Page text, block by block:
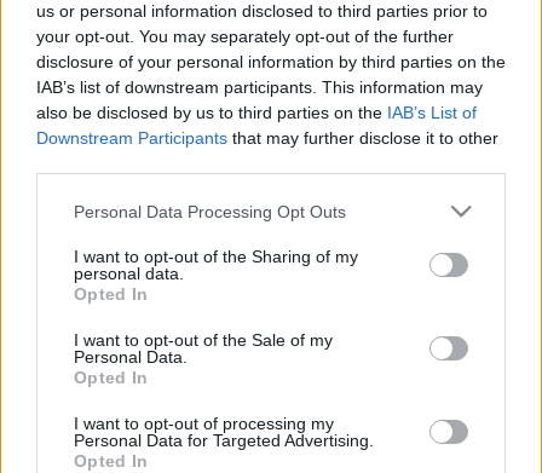
us or personal information disclosed to third parties prior to
your opt-out. You may separately opt-out of the further
disclosure of your personal information by third parties on the
IAB’s list of downstream participants. This information may
also be disclosed by us to third parties on the IAB’s List of
Downstream Participants that may further disclose it to other
Please note that this website/app uses one or more Google
not limited to your visit or usage behaviour. You may click to
grant or deny consent to Google and its third-party tags to
use your data for below specified purposes in below Google
consent section.
Personal Data Processing Opt Outs
I want to opt-out of the Sharing of my
personal data.
Opted In
I want to opt-out of the Sale of my
Personal Data.
Opted In
I want to opt-out of processing my
Personal Data for Targeted Advertising.
Opted In
Posible alineación: Diego López – Aleix Vidal, Sergi
Gómez (Calero), Cabrera, Pedrosa – Keidi Bare, Yangel
Herrera, Sergi Darder, Embarba, Puado – Raúl de Tomás.
Estos jugadores son baja: Óscar Gil (rodilla), David López
Posibles modificaciones
Sorpresas en los onces: ¿Mantendrán el puesto en la
La jornada 16 de LaLiga nos dejó